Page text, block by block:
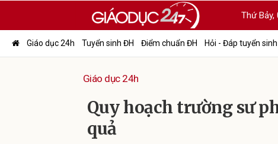
Thứ Bảy,
Giáo dục 24h Tuyển sinh ĐH Điểm chuẩn ĐH Hỏi - Đáp tuyển sinh
Giáo dục 24h
Quy hoạch trường sư
quả